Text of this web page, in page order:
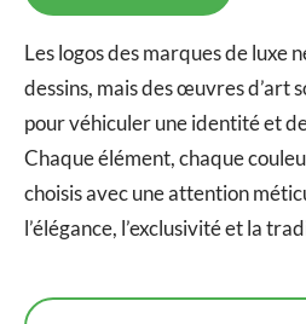
Les logos des marques de luxe
dessins, mais des œuvres d’art
pour véhiculer une identité et
Chaque élément, chaque
choisis avec une attention
l’élégance, l’exclusivité et la